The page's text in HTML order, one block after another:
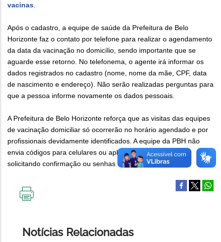
vacinas.
Após o cadastro, a equipe de saúde da Prefeitura de Belo
Horizonte faz o contato por telefone para realizar o agendamento
da data da vacinação no domicílio, sendo importante que se
aguarde esse retorno. No telefonema, o agente irá informar os
dados registrados no cadastro (nome, nome da mãe, CPF, data
de nascimento e endereço). Não serão realizadas perguntas para
que a pessoa informe novamente os dados pessoais.
A Prefeitura de Belo Horizonte reforça que as visitas das equipes
de vacinação domiciliar só ocorrerão no horário agendado e por
profissionais devidamente identificados. A equipe da PBH não
envia códigos para celulares ou aplicativos de mensagem
solicitando confirmação ou senhas de qualquer natureza.
Notícias Relacionadas